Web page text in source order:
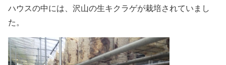
ハウスの中には、沢山の生キクラゲが栽培されていまし
た。